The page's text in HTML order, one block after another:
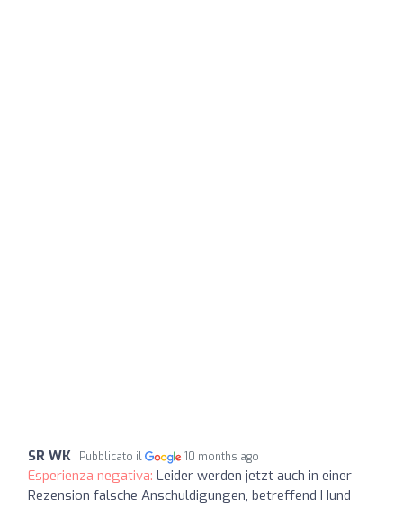
SR WK Pubblicato il 10 months ago
Esperienza negativa: Leider werden jetzt auch in einer
Rezension falsche Anschuldigungen, betreffend Hund